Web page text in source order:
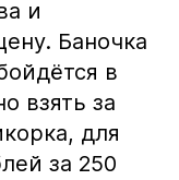
и
Баночка
в
взять за
для
за 250